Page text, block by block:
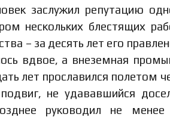
заслужил репутацию
нескольких блестящих
– за десять лет его
вдвое, а внеземная
лет прославился полетом
не удававшийся
руководил не менее